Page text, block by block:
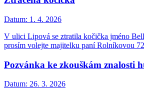
Datum: 1. 4. 2026
V ulici Lipová se ztratila kočička jméno
prosím volejte majitelku paní Rolníkovou
Pozvánka ke zkouškám znalosti
Datum: 26. 3. 2026